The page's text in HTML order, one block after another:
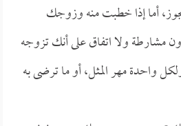
أما إذا خطبت منه وزوجك
ولا اتفاق على أنك تزوجه
واحدة مهر المثل، أو ما ترضى به